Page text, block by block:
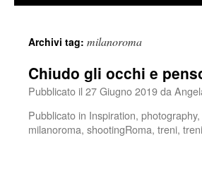
Archivi tag: milanoroma
Chiudo gli occhi e
Pubblicato il 27 Giugno 2019da
Pubblicato in Inspiration, photography,
milanoroma, shootingRoma, treni,